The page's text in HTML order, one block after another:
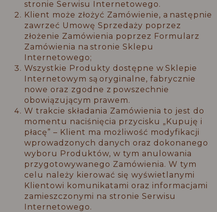
stronie Serwisu Internetowego.
Klient może złożyć Zamówienie, a następnie
zawrzeć Umowę Sprzedaży poprzez
złożenie Zamówienia poprzez Formularz
Zamówienia na stronie Sklepu
Internetowego;
Wszystkie Produkty dostępne w Sklepie
Internetowym są oryginalne, fabrycznie
nowe oraz zgodne z powszechnie
obowiązującym prawem.
W trakcie składania Zamówienia to jest do
momentu naciśnięcia przycisku „Kupuję i
płacę” – Klient ma możliwość modyfikacji
wprowadzonych danych oraz dokonanego
wyboru Produktów, w tym anulowania
przygotowywanego Zamówienia. W tym
celu należy kierować się wyświetlanymi
Klientowi komunikatami oraz informacjami
zamieszczonymi na stronie Serwisu
Internetowego.